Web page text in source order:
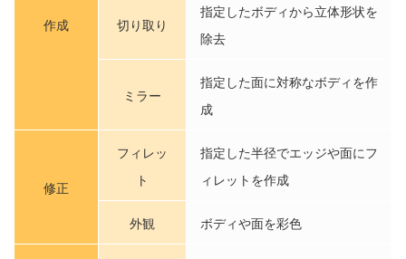
作成 切り取り
指定したボディから立体形状を
除去
ミラー
指定した面に対称なボディを作
成
修正
フィレッ
ト
指定した半径でエッジや面にフ
ィレットを作成
外観 ボディや面を彩色